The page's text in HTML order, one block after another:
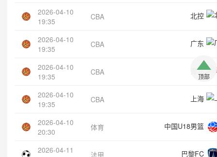
2026-04-10
19:35
CBA 北控
2026-04-10
19:35
CBA 广东
2026-04-10
19:35
CBA 青岛
2026-04-10
19:35
CBA 上海
2026-04-10
20:30
体育 中国U18男篮
2026-04-11
法甲 巴黎FC
顶部